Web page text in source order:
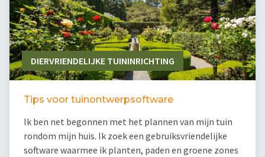
DIERVRIENDELIJKE TUININRICHTING
Tips voor tuinontwerpsoftware
Ik ben net begonnen met het plannen van mijn tuin
rondom mijn huis. Ik zoek een gebruiksvriendelijke
software waarmee ik planten, paden en groene zones